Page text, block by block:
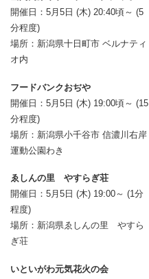
開催日：5月5日 (木) 20:40頃～ (5
分程度)
場所：新潟県十日町市 ベルナティ
オ内
フードバンクおぢや
開催日：5月5日 (木) 19:00頃～ (15
分程度)
場所：新潟県小千谷市 信濃川右岸
運動公園わき
ゑしんの里 やすらぎ荘
開催日：5月5日 (木) 19:00～ (1分
程度)
場所：新潟県ゑしんの里 やすら
ぎ荘
いといがわ元気花火の会